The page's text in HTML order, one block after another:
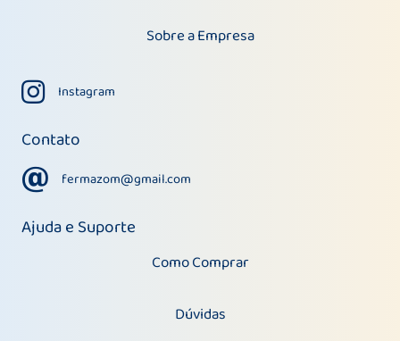
Sobre a Empresa
InstagramInstagram
Contato
fermazom@gmail.com
fermazom@gmail.com
Ajuda e Suporte
Como Comprar
Dúvidas